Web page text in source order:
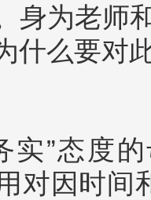
身为老师
什么要对
实”态度
对因时间